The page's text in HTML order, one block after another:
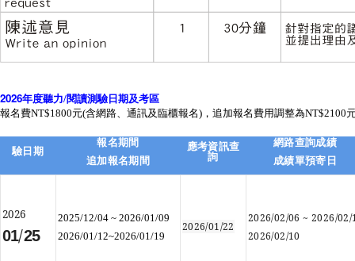
2026年度聽力/閱讀測驗日期及考區
報名費NT$1800元(含網路、通訊及臨櫃報名)，追加報名費用調整為NT$2100
驗日期
報名期間
追加報名期間
應考資訊查
詢
網路查詢成績
成績單預寄日
2026
01/25
2025/12/04 ~ 2026/01/09
2026/01/12~2026/01/19
2026/01/22
2026/02/06 ~ 2026/02/
2026/02/10